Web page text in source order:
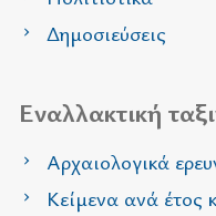
Δημοσιεύσεις
Εναλλακτική
Αρχαιολογικά
Κείμενα ανά έτος